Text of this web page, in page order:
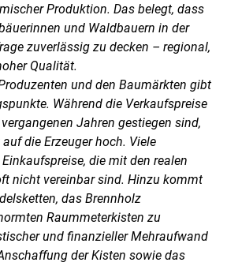
Produktion. Das belegt, dass
und Waldbauern in der
zuverlässig zu decken – regional,
Qualität.
und den Baumärkten gibt
Während die Verkaufspreise
Jahren gestiegen sind,
die Erzeuger hoch. Viele
die mit den realen
nicht vereinbar sind. Hinzu kommt
das Brennholz
Raummeterkisten zu
und finanzieller Mehraufwand
der Kisten sowie das